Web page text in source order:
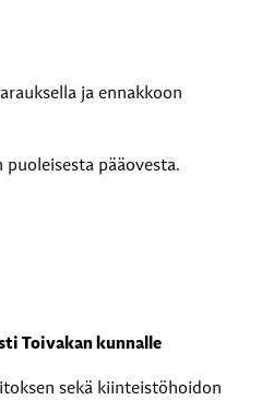
ja ennakkoon
puoleisesta pääovesta.
Toivakan kunnalle
sekä kiinteistöhoidon